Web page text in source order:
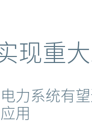
wave
现重
力系统有
用